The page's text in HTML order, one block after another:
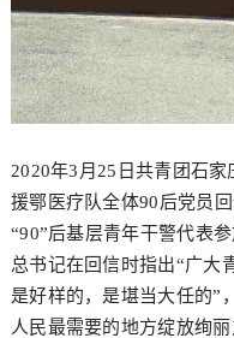
2020年3月25日共青团石
援鄂医疗队全体90后党员
“90”后基层青年干警代表
总书记在回信时指出“广大
是好样的，是堪当大任的”
人民最需要的地方绽放绚